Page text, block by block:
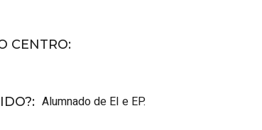
CENTRO:
: Alumnado de EI e EP.